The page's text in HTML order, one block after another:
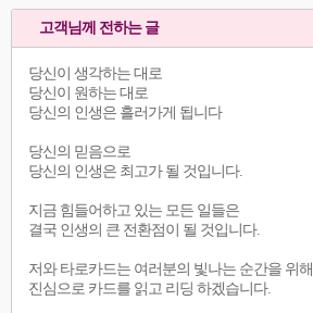
고객님께 전하는 글
당신이 생각하는 대로
당신이 원하는 대로
당신의 인생은 흘러가게 됩니다
당신의 믿음으로
당신의 인생은 최고가 될 것입니다.
지금 힘들어하고 있는 모든 일들은
결국 인생의 큰 전환점이 될 것입니다.
저와 타로카드는 여러분의 빛나는 순간을 위해
진심으로 카드를 읽고 리딩 하겠습니다.